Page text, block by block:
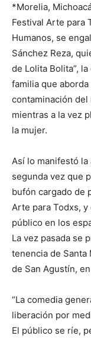
*Morelia,
Festival Arte para
Humanos, se
Sánchez Reza,
de Lolita Bolita”,
familia que
contaminación
mientras a la vez
la mujer.
Así lo manifestó
segunda vez que
bufón cargado de
Arte para Todxs,
público en los
La vez pasada se
tenencia de Santa
de San Agustín,
“La comedia
liberación por
El público se ríe,